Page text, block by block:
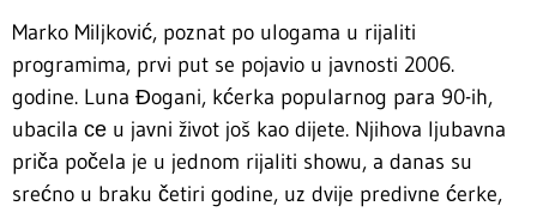
Marko Miljković, poznat po ulogama u rijaliti
programima, prvi put se pojavio u javnosti 2006.
godine. Luna Đogani, kćerka popularnog para 90-ih,
ubacila се u javni život još kao dijete. Njihova ljubavna
priča počela je u jednom rijaliti showu, a danas su
srećno u braku četiri godine, uz dvije predivne ćerke,